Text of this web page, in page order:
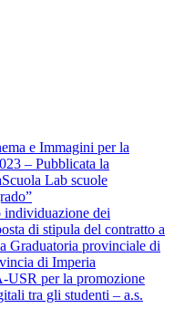
e Immagini per la
– Pubblicata la
Lab scuole
dei
di stipula del contratto a
Graduatoria provinciale di
di Imperia
per la promozione
tra gli studenti – a.s.